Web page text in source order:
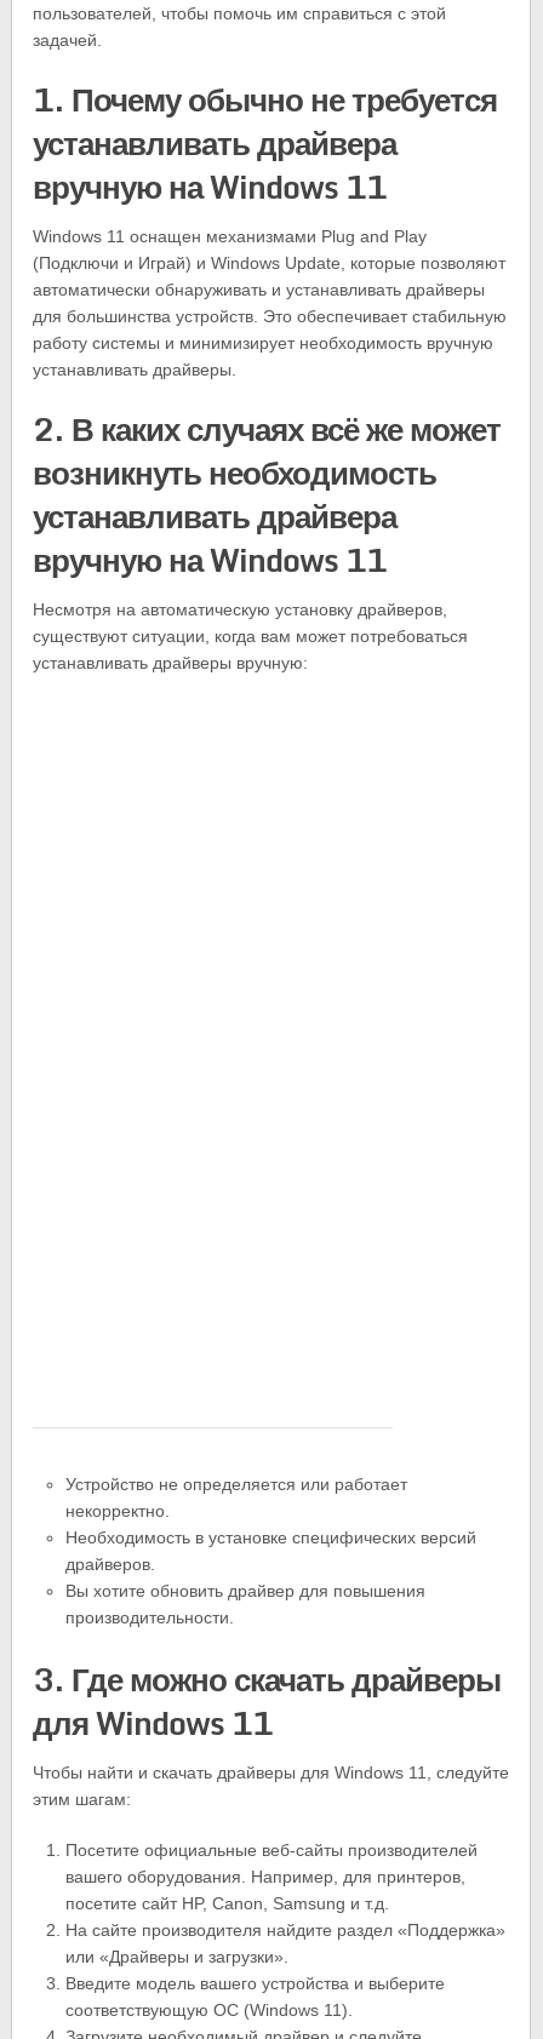
пользователей, чтобы помочь им справиться с этой
задачей.
1. Почему обычно не требуется
устанавливать драйвера
вручную на Windows 11
Windows 11 оснащен механизмами Plug and Play
(Подключи и Играй) и Windows Update, которые позволяют
автоматически обнаруживать и устанавливать драйверы
для большинства устройств. Это обеспечивает стабильную
работу системы и минимизирует необходимость вручную
устанавливать драйверы.
2. В каких случаях всё же может
возникнуть необходимость
устанавливать драйвера
вручную на Windows 11
Несмотря на автоматическую установку драйверов,
существуют ситуации, когда вам может потребоваться
устанавливать драйверы вручную:
Устройство не определяется или работает
некорректно.
Необходимость в установке специфических версий
драйверов.
Вы хотите обновить драйвер для повышения
производительности.
3. Где можно скачать драйверы
для Windows 11
Чтобы найти и скачать драйверы для Windows 11, следуйте
этим шагам:
Посетите официальные веб-сайты производителей
вашего оборудования. Например, для принтеров,
посетите сайт HP, Canon, Samsung и т.д.
На сайте производителя найдите раздел «Поддержка»
или «Драйверы и загрузки».
Введите модель вашего устройства и выберите
соответствующую ОС (Windows 11).